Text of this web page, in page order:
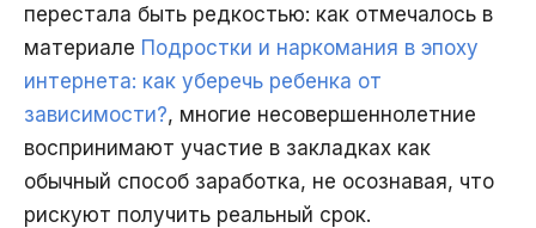
перестала быть редкостью: как отмечалось в
материале Подростки и наркомания в эпоху
интернета: как уберечь ребенка от
зависимости?, многие несовершеннолетние
воспринимают участие в закладках как
обычный способ заработка, не осознавая, что
рискуют получить реальный срок.